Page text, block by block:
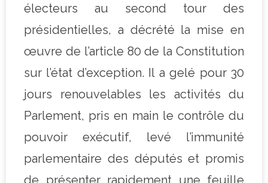
électeurs au second tour des
présidentielles, a décrété la mise en
œuvre de l’article 80 de la Constitution
sur l’état d’exception. Il a gelé pour 30
jours renouvelables les activités du
Parlement, pris en main le contrôle du
pouvoir exécutif, levé l’immunité
parlementaire des députés et promis
de présenter rapidement une feuille